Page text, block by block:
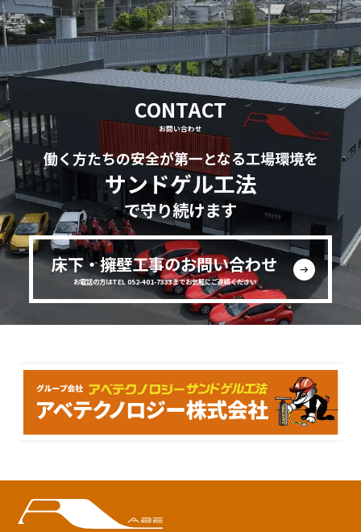
CONTACT
お問い合わせ
働く方たちの安全が第一となる工場環境を
サンドゲル工法
で守り続けます
床下・擁壁工事のお問い合わせ
お電話の方はTEL 052-401-7333までお気軽にご連絡ください